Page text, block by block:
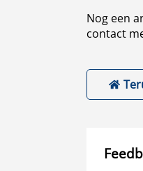
Nog een
contact